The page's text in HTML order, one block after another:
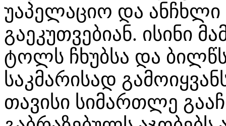
უაპელაციო და ანჩხლი
გაეკუთვებიან. ისინი
ტოლს ჩხუბსა და
საკმარისად
თავისი სიმართლე